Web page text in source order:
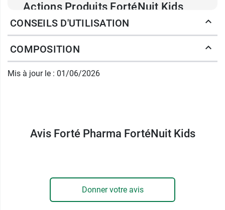
Actions Produits FortéNuit Kids
Formulée par le Département Recherche et
Développement des Laboratoires Forté Pharma,
la solution buvable FortéNuit Kids, aux actifs
d'origine végétale apporte tous les bienfaits des
plantes dans une formule adaptée aux besoins
coucher.
Un environnement calme le soir est
important pour les enfants. Vous pouvez
CONSEILS D'UTILISATION
COMPOSITION
Mis à jour le : 01/06/2026
Avis Forté Pharma FortéNuit Kids
Donner votre avis